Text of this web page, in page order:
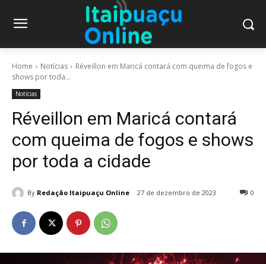
Home Notícias
Réveillon em Maricá contará com queima de fogos e
shows por toda...
Notícias
Réveillon em Maricá contará
com queima de fogos e shows
por toda a cidade
By Redação Itaipuaçu Online 27 de dezembro de 2023 0